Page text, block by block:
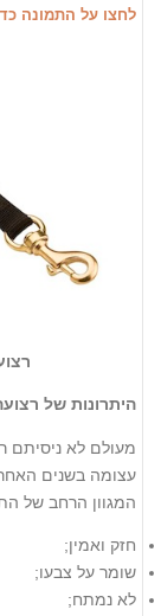
לחצו על התמונה
היתרונות של
מעולם לא ניסיתם
עצומה בשנים
המגוון הרחב של
חזק ואמין;
שומר על צבעו;
לא נמתח;